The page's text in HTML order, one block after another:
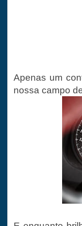
Apenas um
nossa campo